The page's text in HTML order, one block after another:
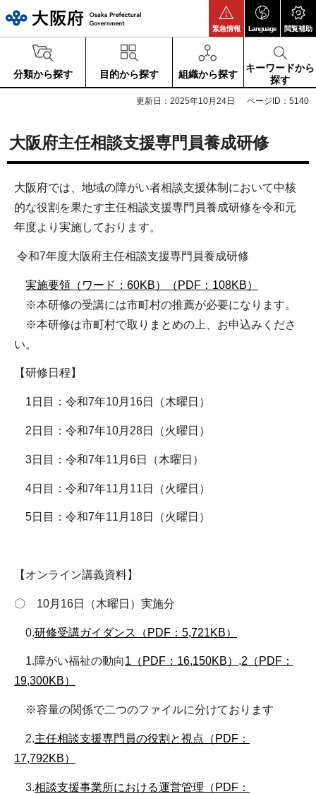
緊急情報 Language 閲覧補助
分類から探す 目的から探す 組織から探す
キーワードから
探す
更新日：2025年10月24日 ページID：5140
大阪府主任相談支援専門員養成研修
大阪府では、地域の障がい者相談支援体制において中核
的な役割を果たす主任相談支援専門員養成研修を令和元
年度より実施しております。
令和7年度大阪府主任相談支援専門員養成研修
実施要領（ワード：60KB）
（PDF：108KB）
※本研修の受講には市町村の推薦が必要になります。
※本研修は市町村で取りまとめの上、お申込みくださ
い。
【研修日程】
1日目：令和7年10月16日（木曜日）
2日目：令和7年10月28日（火曜日）
3日目：令和7年11月6日（木曜日）
4日目：令和7年11月11日（火曜日）
5日目：令和7年11月18日（火曜日）
【オンライン講義資料】
〇 10月16日（木曜日）実施分
0.研修受講ガイダンス（PDF：5,721KB）
1.障がい福祉の動向1（PDF：16,150KB） .2（PDF：
19,300KB）
※容量の関係で二つのファイルに分けております
2.主任相談支援専門員の役割と視点（PDF：
17,792KB）
3.相談支援事業所における運営管理（PDF：